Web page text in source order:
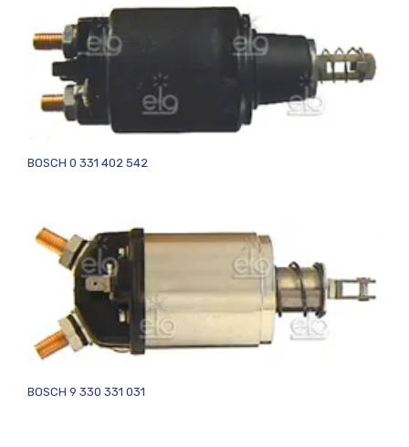
BOSCH 0 331 402 542
BOSCH 9 330 331 031